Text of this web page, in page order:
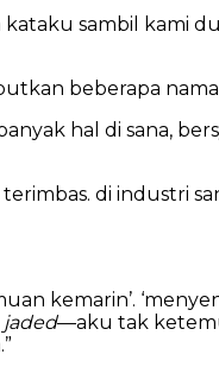
sambil kami
beberapa
hal di sana,
di industri
kemarin’.
jaded—aku tak